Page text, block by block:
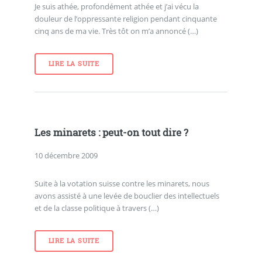
Je suis athée, profondément athée et j’ai vécu la
douleur de l’oppressante religion pendant cinquante
cinq ans de ma vie. Très tôt on m’a annoncé (…)
LIRE LA SUITE
Les minarets : peut-on tout dire ?
10 décembre 2009
Suite à la votation suisse contre les minarets, nous
avons assisté à une levée de bouclier des intellectuels
et de la classe politique à travers (…)
LIRE LA SUITE